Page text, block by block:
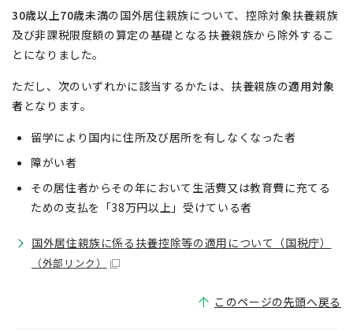
30歳以上70歳未満の国外居住親族について、控除対象扶養親族
及び非課税限度額の算定の基礎となる扶養親族から除外するこ
とになりました。
ただし、次のいずれかに該当するかたは、扶養親族の適用対象
者となります。
留学により国内に住所及び居所を有しなくなった者
障がい者
その居住者からその年において生活費又は教育費に充てる
ための支払を「38万円以上」受けている者
国外居住親族に係る扶養控除等の適用について（国税庁）
（外部リンク）
このページの先頭へ戻る